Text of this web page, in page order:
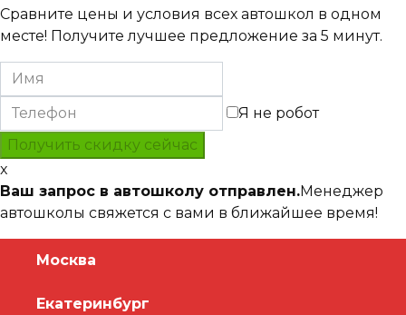
Сравните цены и условия всех автошкол в одном
месте! Получите лучшее предложение за 5 минут.
Я не робот
x
Ваш запрос в автошколу отправлен.Менеджер
автошколы свяжется с вами в ближайшее время!
Москва
Екатеринбург